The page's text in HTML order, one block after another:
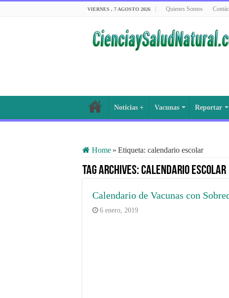
VIERNES , 7 AGOSTO 2026 Quienes Somos
Noticias + Vacunas Reportar
Home » Etiqueta: calendario escolar
Tag Archives:calendario escolar
Calendario de Vacunas con
6 enero, 2019